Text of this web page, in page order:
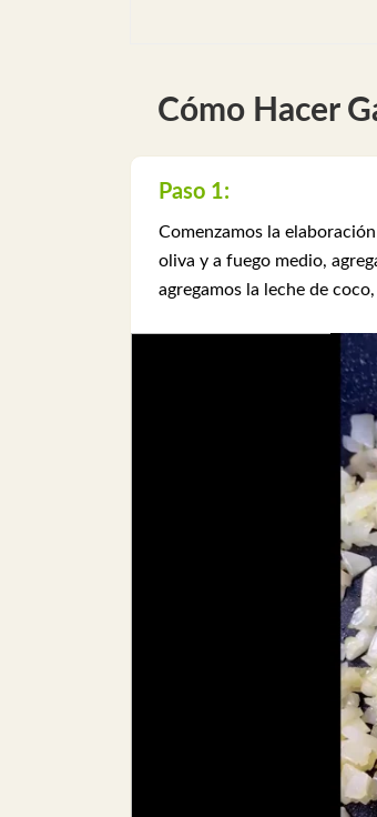
Cómo Hacer
Paso 1:
Comenzamos la
oliva y a fuego medio,
agregamos la leche de